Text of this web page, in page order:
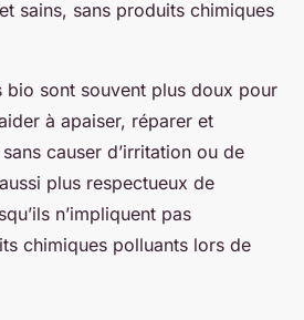
sains, sans produits chimiques
bio sont souvent plus doux pour
à apaiser, réparer et
causer d’irritation ou de
plus respectueux de
n’impliquent pas
chimiques polluants lors de